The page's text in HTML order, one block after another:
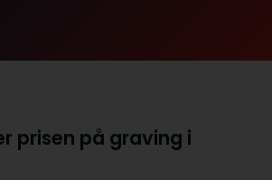
prisen på graving i